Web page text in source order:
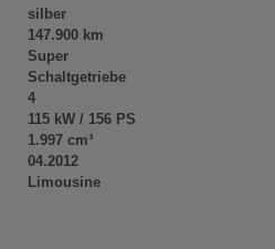
silber
147.900 km
Super
Schaltgetriebe
4
115 kW / 156 PS
1.997 cm³
04.2012
Limousine